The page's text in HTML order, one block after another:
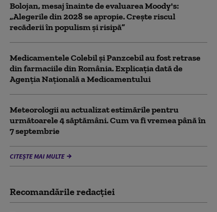
Bolojan, mesaj înainte de evaluarea Moody's:
„Alegerile din 2028 se apropie. Crește riscul
recăderii în populism și risipă”
Medicamentele Colebil și Panzcebil au fost retrase
din farmaciile din România. Explicația dată de
Agenția Națională a Medicamentului
Meteorologii au actualizat estimările pentru
următoarele 4 săptămâni. Cum va fi vremea până în
7 septembrie
CITEȘTE MAI MULTE
Recomandările redacţiei